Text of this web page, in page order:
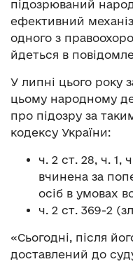
підозрюваний
ефективний
одного з
йдеться в
У липні цього року
цьому народному
про підозру за
кодексу України:
ч. 2 ст. 28, ч. 1,
вчинена за
осіб в умовах
ч. 2 ст. 369-2
«Сьогодні, після
доставлений до